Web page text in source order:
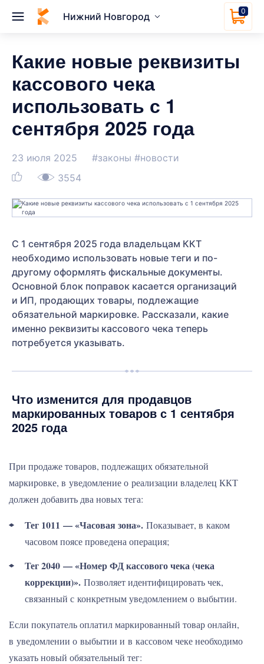
Нижний Новгород 0
Какие новые реквизиты
кассового чека
использовать с 1
сентября 2025 года
23 июля 2025 #законы #новости
3554
С 1 сентября 2025 года владельцам ККТ
необходимо использовать новые теги и по-
другому оформлять фискальные документы.
Основной блок поправок касается организаций
и ИП, продающих товары, подлежащие
обязательной маркировке. Рассказали, какие
именно реквизиты кассового чека теперь
потребуется указывать.
Что изменится для продавцов
маркированных товаров с 1 сентября
2025 года
При продаже товаров, подлежащих обязательной
маркировке, в уведомление о реализации владелец ККТ
должен добавить два новых тега:
Тег 1011 — «Часовая зона». Показывает, в каком
часовом поясе проведена операция;
Тег 2040 — «Номер ФД кассового чека (чека
коррекции)». Позволяет идентифицировать чек,
связанный с конкретным уведомлением о выбытии.
Если покупатель оплатил маркированный товар онлайн,
в уведомлении о выбытии и в кассовом чеке необходимо
указать новый обязательный тег: